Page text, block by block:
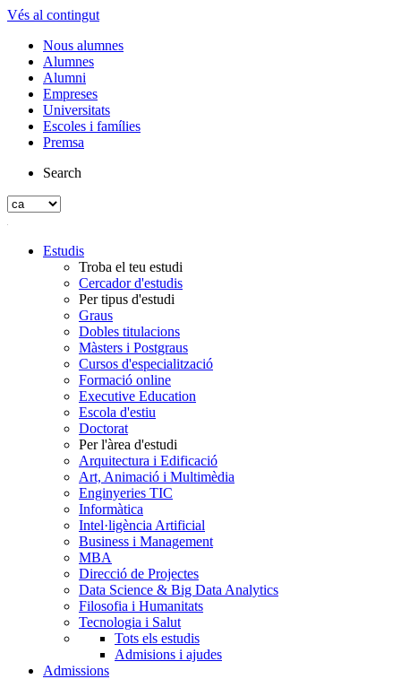
Vés al contingut
Nous alumnes
Alumnes
Alumni
Empreses
Universitats
Escoles i famílies
Premsa
Search
Estudis
Troba el teu estudi
Cercador d'estudis
Per tipus d'estudi
Graus
Dobles titulacions
Màsters i Postgraus
Cursos d'especialització
Formació online
Executive Education
Escola d'estiu
Doctorat
Per l'àrea d'estudi
Arquitectura i Edificació
Art, Animació i Multimèdia
Enginyeries TIC
Informàtica
Intel·ligència Artificial
Business i Management
MBA
Direcció de Projectes
Data Science & Big Data Analytics
Filosofia i Humanitats
Tecnologia i Salut
Tots els estudis
Admisions i ajudes
Admissions